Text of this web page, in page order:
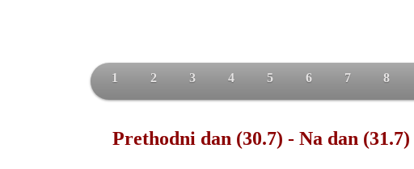
1 2 3 4 5 6 7 8
Prethodni dan (30.7) - Na dan (31.7)